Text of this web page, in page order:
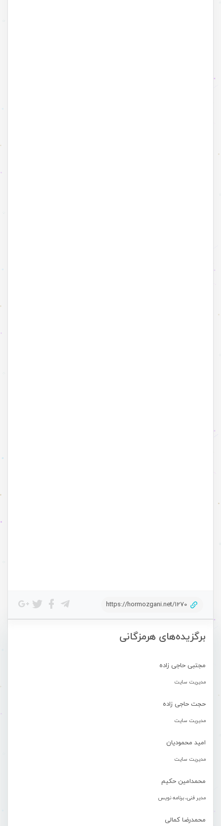
برگزیده‌های هرمزگانی
مجتبی حاجی زاده
مدیریت سایت
حجت حاجی زاده
مدیریت سایت
امید محمودیان
مدیریت سایت
محمدامین حکیم
مدیر فنی، برنامه نویس
محمدرضا کمالی
https://hormozgani.net/1270